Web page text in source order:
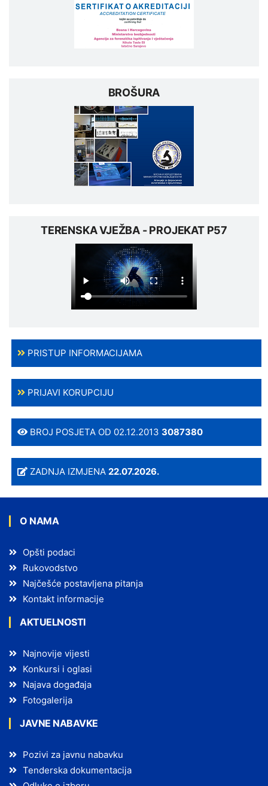
BROŠURA
TERENSKA VJEŽBA - PROJEKAT P57
PRISTUP INFORMACIJAMA
PRIJAVI KORUPCIJU
BROJ POSJETA OD 02.12.20133087380
ZADNJA IZMJENA22.07.2026.
O NAMA
Opšti podaci
Rukovodstvo
Najčešće postavljena pitanja
Kontakt informacije
AKTUELNOSTI
Najnovije vijesti
Konkursi i oglasi
Najava događaja
Fotogalerija
JAVNE NABAVKE
Pozivi za javnu nabavku
Tenderska dokumentacija